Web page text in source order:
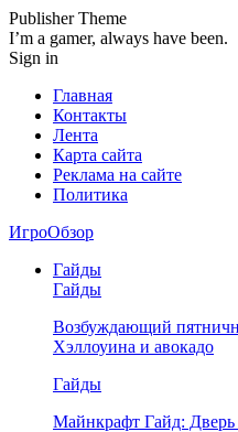
Publisher Theme
I’m a gamer, always have been.
Sign in
Главная
Контакты
Лента
Карта сайта
Реклама на сайте
Политика
ИгроОбзор
Гайды
Гайды
Возбуждающий
Хэллоуина и авокадо
Гайды
Майнкрафт Гайд: